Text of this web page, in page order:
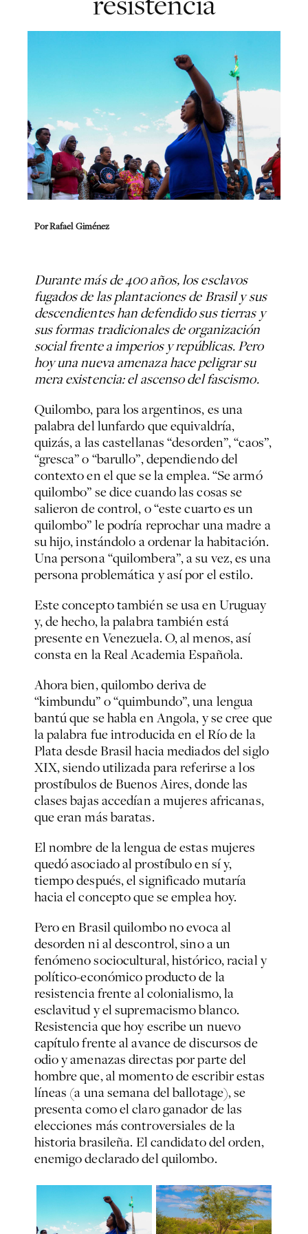
Por Rafael Giménez
Durante más de 400 años, los esclavos
fugados de las plantaciones de Brasil y sus
descendientes han defendido sus tierras y
sus formas tradicionales de organización
social frente a imperios y repúblicas. Pero
hoy una nueva amenaza hace peligrar su
mera existencia: el ascenso del fascismo.
Quilombo, para los argentinos, es una
palabra del lunfardo que equivaldría,
quizás, a las castellanas “desorden”, “caos”,
“gresca” o “barullo”, dependiendo del
contexto en el que se la emplea. “Se armó
quilombo” se dice cuando las cosas se
salieron de control, o “este cuarto es un
quilombo” le podría reprochar una madre a
su hijo, instándolo a ordenar la habitación.
Una persona “quilombera”, a su vez, es una
persona problemática y así por el estilo.
Este concepto también se usa en Uruguay
y, de hecho, la palabra también está
presente en Venezuela. O, al menos, así
consta en la Real Academia Española.
Ahora bien, quilombo deriva de
“kimbundu” o “quimbundo”, una lengua
bantú que se habla en Angola, y se cree que
la palabra fue introducida en el Río de la
Plata desde Brasil hacia mediados del siglo
XIX, siendo utilizada para referirse a los
prostíbulos de Buenos Aires, donde las
clases bajas accedían a mujeres africanas,
que eran más baratas.
El nombre de la lengua de estas mujeres
quedó asociado al prostíbulo en sí y,
tiempo después, el significado mutaría
hacia el concepto que se emplea hoy.
Pero en Brasil quilombo no evoca al
desorden ni al descontrol, sino a un
fenómeno sociocultural, histórico, racial y
político-económico producto de la
resistencia frente al colonialismo, la
esclavitud y el supremacismo blanco.
Resistencia que hoy escribe un nuevo
capítulo frente al avance de discursos de
odio y amenazas directas por parte del
hombre que, al momento de escribir estas
líneas (a una semana del ballotage), se
presenta como el claro ganador de las
elecciones más controversiales de la
historia brasileña. El candidato del orden,
enemigo declarado del quilombo.